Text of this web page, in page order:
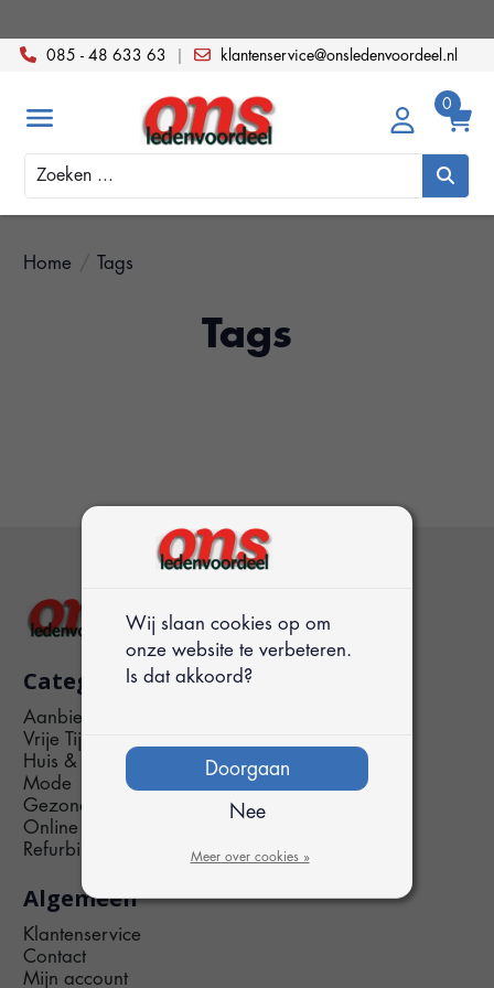
085 - 48 633 63 klantenservice@onsledenvoordeel.nl
Zoeken
Home Tags
Tags
Categorieën
Aanbiedingen
Vrije Tijd
Huis & Tuin
Mode
Gezondheid
Online & Telefonie
Refurbished
Algemeen
Klantenservice
Contact
Mijn account
Wij slaan cookies op om
onze website te verbeteren.
Is dat akkoord?
Doorgaan
Nee
Meer over cookies »